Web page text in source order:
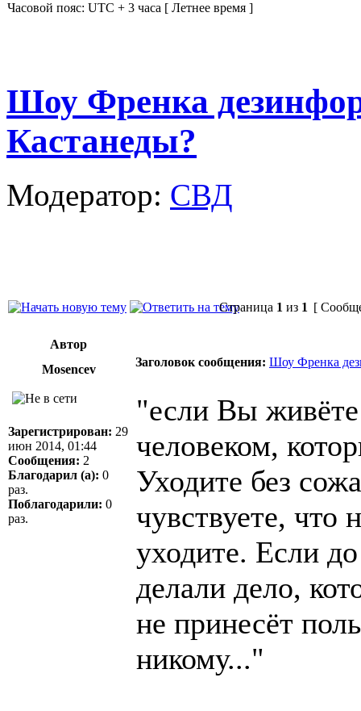
Часовой пояс: UTC + 3 часа [ Летнее время ]
Шоу Френка
Кастанеды?
Модератор: СВД
Страница 1 из 1 [
Автор
Mosencev
Заголовок сообщения: Шоу Френка
Зарегистрирован: 29
июн 2014, 01:44
Сообщения: 2
Благодарил (а): 0
раз.
Поблагодарили: 0
раз.
"если Вы
человеком,
Уходите без
чувствуете,
уходите. Если
делали дело,
не принесёт
никому..."